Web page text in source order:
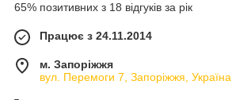
65% позитивних з 18 відгуків за рік
Працює з 24.11.2014
м. Запоріжжя
вул. Перемоги 7, Запоріжжя, Україна